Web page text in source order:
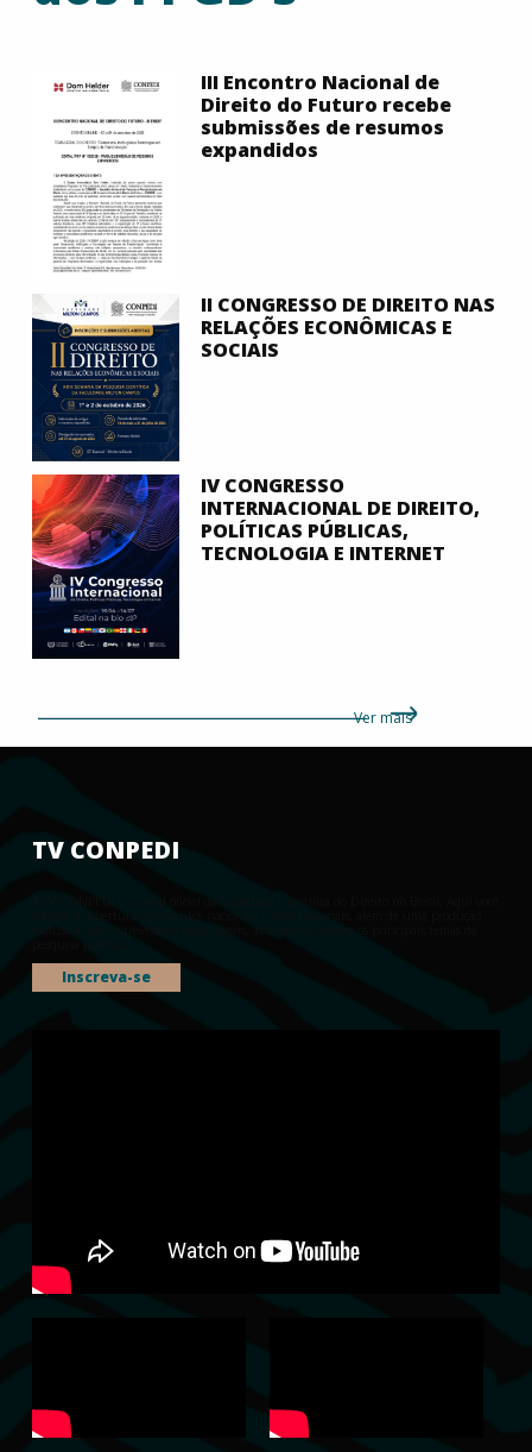
III Encontro Nacional de
Direito do Futuro recebe
submissões de resumos
expandidos
II CONGRESSO DE DIREITO NAS
RELAÇÕES ECONÔMICAS E
SOCIAIS
IV CONGRESSO
INTERNACIONAL DE DIREITO,
POLÍTICAS PÚBLICAS,
TECNOLOGIA E INTERNET
Ver mais
TV CONPEDI
Inscreva-se